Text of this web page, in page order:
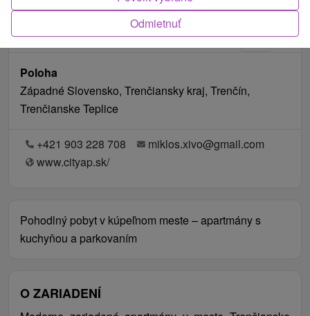
Poloha
Západné Slovensko, Trenčiansky kraj, Trenčín,
Trenčianske Teplice
+421 903 228 708
miklos.xivo@gmail.com
www.cityap.sk/
Pohodlný pobyt v kúpeľnom meste – apartmány s
kuchyňou a parkovaním
O ZARIADENÍ
Odmietnuť